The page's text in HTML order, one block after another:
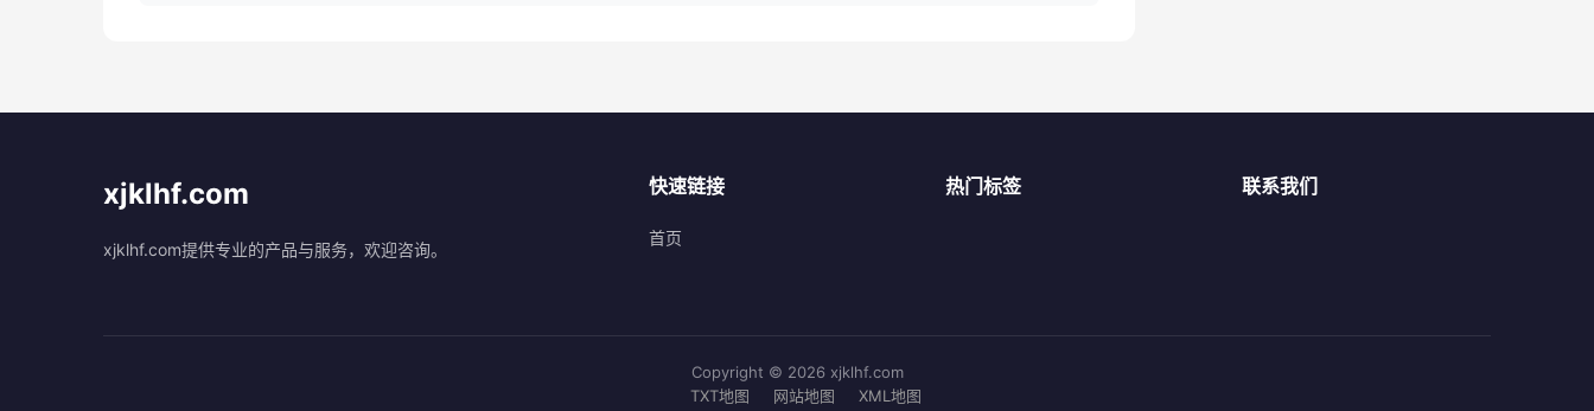
xjklhf.com
xjklhf.com提供专业的产品与服务，欢迎咨询。
快速链接
首页
热门标签 联系我们
Copyright © 2026 xjklhf.com
TXT地图
网站地图 XML地图